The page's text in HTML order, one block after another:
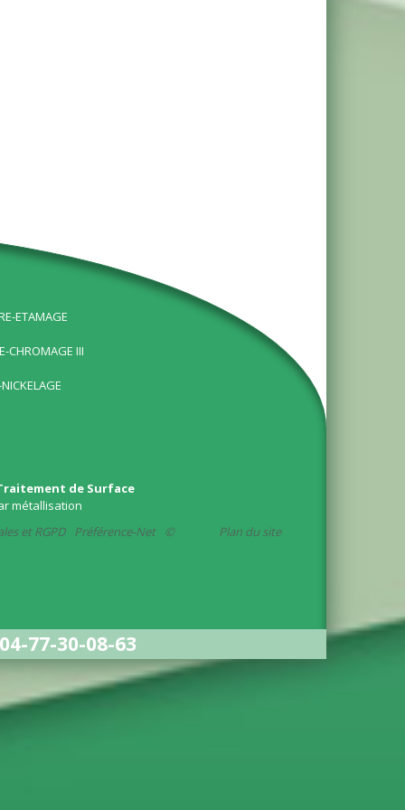
ETAMAGE
CHROMAGE III
de Surface
métallisation
et RGPD Préférence-Net © Plan du site
77-30-08-63